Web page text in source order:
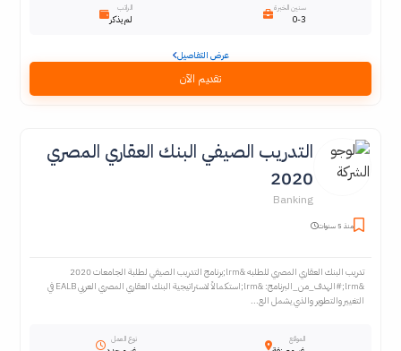
سنين الخبرة
0-3
الراتب
لم يذكر
عرض التفاصيل
تقديم الآن
التدريب الصيفي البنك العقاري المصري
2020
Banking
منذ 5 سنوات
تدريب البنك العقاري المصري للطلبه &lrm;برنامج التدريب الصيفي لطلبة الجامعات 2020
&lrm;#الهدف_من_البرنامج: &lrm;استكمالاً لاستراتيجية البنك العقاري المصري العربي EALB في
التغيير والتطوير والذي يشمل الع...
الموقع نوع العمل